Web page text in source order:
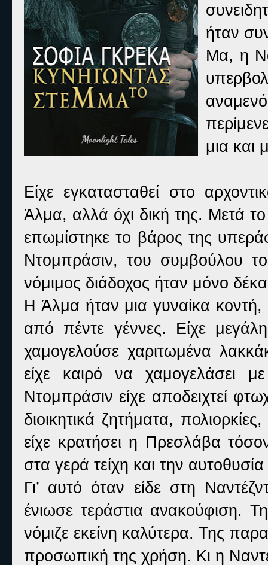
ήταν
Μα, η
μια και
Είχε εγκατασταθεί στο
Άλμα, αλλά όχι δική της. Μετά
επωμίστηκε το βάρος της
Ντομπράσιν, του συμβούλου
νόμιμος διάδοχος ήταν μόνο
Η Άλμα ήταν μια γυναίκα κοντή,
από πέντε γέννες. Είχε
χαμογελούσε χαριτωμένα
είχε καιρό να
Ντομπράσιν είχε αποδειχτεί
διοικητικά ζητήματα,
είχε κρατήσει η Πρεσλάβα
στα γερά τείχη και την
Γι’ αυτό όταν είδε στη
ένιωσε τεράστια ανακούφιση.
νόμιζε εκείνη καλύτερα. Της
προσωπική της χρήση. Κι η